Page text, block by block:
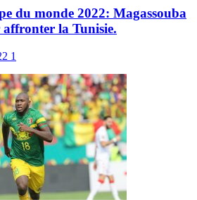
du monde 2022: Magassouba
affronter la Tunisie.
1